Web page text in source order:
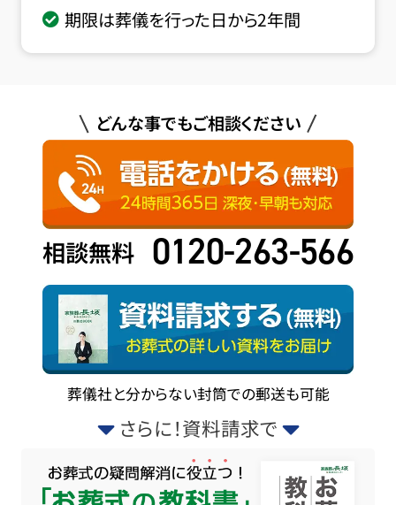
期限は葬儀を行った日から2年間
どんな事でもご相談ください
相談無料 0120-263-566
葬儀社と分からない封筒での郵送も可能
さらに！資料請求で